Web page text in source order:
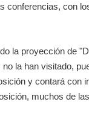
conferencias, con
la proyección de
la han visitado,
y contará con
muchos de